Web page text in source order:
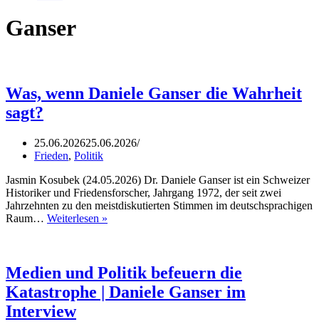
Ganser
Was, wenn Daniele Ganser die Wahrheit
sagt?
25.06.202625.06.2026
Frieden, Politik
Jasmin Kosubek (24.05.2026) Dr. Daniele Ganser ist ein Schweizer
Historiker und Friedensforscher, Jahrgang 1972, der seit zwei
Jahrzehnten zu den meistdiskutierten Stimmen im deutschsprachigen
Raum… Weiterlesen »
die
Wahrheit
sagt?
Medien und Politik befeuern die
Katastrophe | Daniele Ganser im
Interview